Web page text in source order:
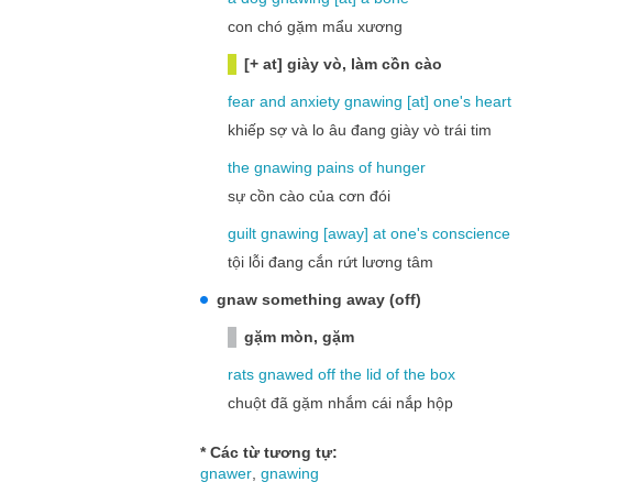
con chó gặm mẩu xương
[+ at] giày vò, làm cồn cào
fear and anxiety gnawing [at] one's heart
khiếp sợ và lo âu đang giày vò trái tim
the gnawing pains of hunger
sự cồn cào của cơn đói
guilt gnawing [away] at one's conscience
tội lỗi đang cắn rứt lương tâm
gnaw something away (off)
gặm mòn, gặm
rats gnawed off the lid of the box
chuột đã gặm nhắm cái nắp hộp
* Các từ tương tự:
gnawer gnawing